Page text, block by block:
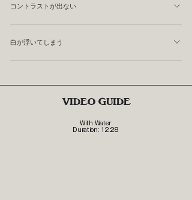
コントラストが出ない
色が入りにくくなっています。
白が浮いてしまう
VIDEO GUIDE
With Water
Duration: 12:28